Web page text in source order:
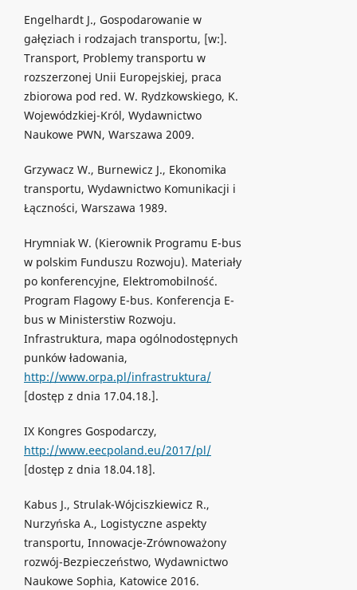
Engelhardt J., Gospodarowanie w
gałęziach i rodzajach transportu, [w:].
Transport, Problemy transportu w
rozszerzonej Unii Europejskiej, praca
zbiorowa pod red. W. Rydzkowskiego, K.
Wojewódzkiej-Król, Wydawnictwo
Naukowe PWN, Warszawa 2009.
Grzywacz W., Burnewicz J., Ekonomika
transportu, Wydawnictwo Komunikacji i
Łączności, Warszawa 1989.
Hrymniak W. (Kierownik Programu E-bus
w polskim Funduszu Rozwoju). Materiały
po konferencyjne, Elektromobilność.
Program Flagowy E-bus. Konferencja E-
bus w Ministerstiw Rozwoju.
Infrastruktura, mapa ogólnodostępnych
punków ładowania,
http://www.orpa.pl/infrastruktura/
[dostęp z dnia 17.04.18.].
IX Kongres Gospodarczy,
http://www.eecpoland.eu/2017/pl/
[dostęp z dnia 18.04.18].
Kabus J., Strulak-Wójciszkiewicz R.,
Nurzyńska A., Logistyczne aspekty
transportu, Innowacje-Zrównoważony
rozwój-Bezpieczeństwo, Wydawnictwo
Naukowe Sophia, Katowice 2016.